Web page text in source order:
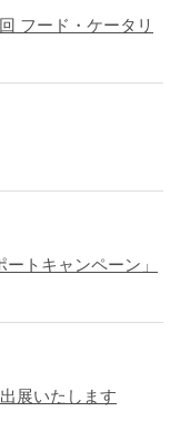
フード・ケータリ
トキャンペーン」
展いたします